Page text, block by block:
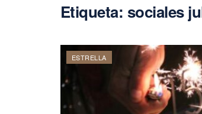
Etiqueta: sociales
ESTRELLA